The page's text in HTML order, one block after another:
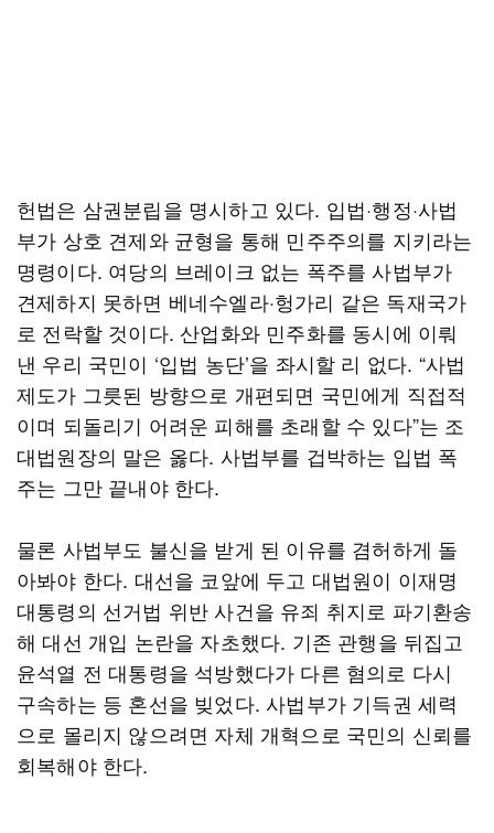
헌법은 삼권분립을 명시하고 있다. 입법·행정·사법
부가 상호 견제와 균형을 통해 민주주의를 지키라는
명령이다. 여당의 브레이크 없는 폭주를 사법부가
견제하지 못하면 베네수엘라·헝가리 같은 독재국가
로 전락할 것이다. 산업화와 민주화를 동시에 이뤄
낸 우리 국민이 ‘입법 농단’을 좌시할 리 없다. “사법
제도가 그릇된 방향으로 개편되면 국민에게 직접적
이며 되돌리기 어려운 피해를 초래할 수 있다”는 조
대법원장의 말은 옳다. 사법부를 겁박하는 입법 폭
주는 그만 끝내야 한다.
물론 사법부도 불신을 받게 된 이유를 겸허하게 돌
아봐야 한다. 대선을 코앞에 두고 대법원이 이재명
대통령의 선거법 위반 사건을 유죄 취지로 파기환송
해 대선 개입 논란을 자초했다. 기존 관행을 뒤집고
윤석열 전 대통령을 석방했다가 다른 혐의로 다시
구속하는 등 혼선을 빚었다. 사법부가 기득권 세력
으로 몰리지 않으려면 자체 개혁으로 국민의 신뢰를
회복해야 한다.